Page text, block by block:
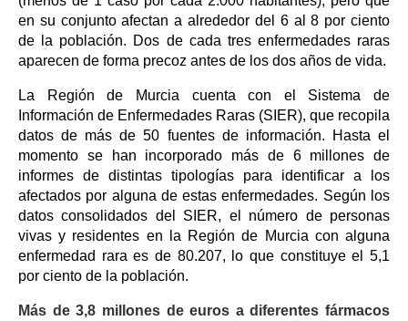
en su conjunto afectan a alrededor del 6 al 8 por ciento
de la población. Dos de cada tres enfermedades raras
aparecen de forma precoz antes de los dos años de vida.
La Región de Murcia cuenta con el Sistema de
Información de Enfermedades Raras (SIER), que recopila
datos de más de 50 fuentes de información. Hasta el
momento se han incorporado más de 6 millones de
informes de distintas tipologías para identificar a los
afectados por alguna de estas enfermedades. Según los
datos consolidados del SIER, el número de personas
vivas y residentes en la Región de Murcia con alguna
enfermedad rara es de 80.207, lo que constituye el 5,1
por ciento de la población.
Más de 3,8 millones de euros a diferentes fármacos